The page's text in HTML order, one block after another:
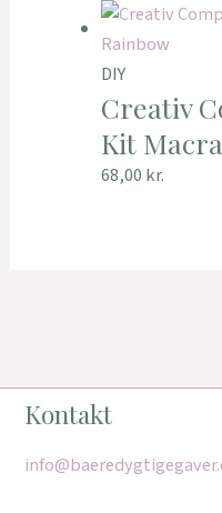
DIY
Creativ
Kit
68,00 kr.
Kontakt